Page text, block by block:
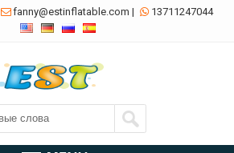
fanny@estinflatable.com |  13711247044